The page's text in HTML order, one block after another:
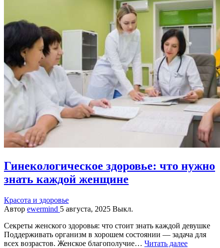
Гинекологическое здоровье: что нужно
знать каждой женщине
Красота и здоровье
Автор ewermind 5 августа, 2025 Выкл.
Секреты женского здоровья: что стоит знать каждой девушке
Поддерживать организм в хорошем состоянии — задача для
всех возрастов. Женское благополучие… Читать далее